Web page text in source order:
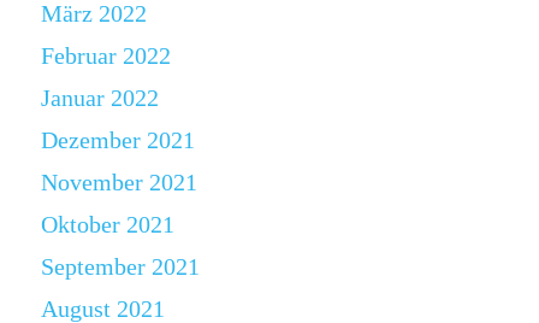
März 2022
Februar 2022
Januar 2022
Dezember 2021
November 2021
Oktober 2021
September 2021
August 2021